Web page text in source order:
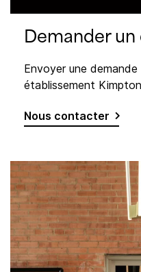
Demander un
Envoyer une
établissement
Nous contacter